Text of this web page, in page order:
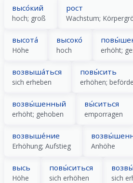
высо́кий
hoch; groß
рост
Wachstum;
высота́
Höhe
высоко́
hoch erhöht;
возвыша́ться
sich erheben
повы́сить
erhöhen;
возвы́шенный
erhöht; gehoben
вы́ситься
emporragen
возвыше́ние
Erhöhung; Aufstieg Anhöhe
высь
Höhe
повы́ситься
sich erhöhen sich